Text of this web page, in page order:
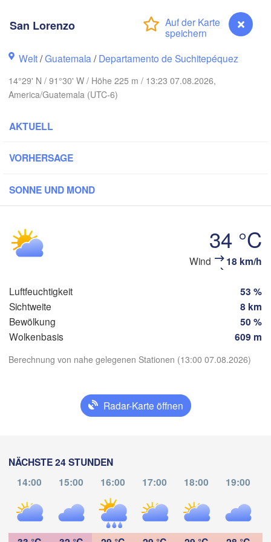
San Lorenzo
Welt/Guatemala /Departamento de Suchitepéquez
14°29' N / 91°30' W / Höhe 225 m / 13:23 07.08.2026,
America/Guatemala (UTC-6)
AKTUELL
VORHERSAGE
SONNE UND MOND
34 °C
Wind 18 km/h
Luftfeuchtigkeit 53 %
Sichtweite 8 km
Bewölkung 50 %
Wolkenbasis 609 m
Berechnung von nahe gelegenen Stationen (13:00 07.08.2026)
Radar-Karte öffnen
NÄCHSTE 24 STUNDEN
14:00
15:00 16:00 17:00 18:00 19:00
Temperatur
Di
04. Aug 05. Aug 06. Aug 07. Aug
Sa
08. Aug
So
09. Aug
Mo
10. Aug
:00 17 :00 18 :00 19 :00 20 :00 21 :00 22
Coatzacoalcos
Mérida
San Pedro Sula